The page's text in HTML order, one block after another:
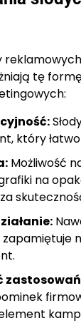
tę
który
Możliwość
na
zapamiętuje